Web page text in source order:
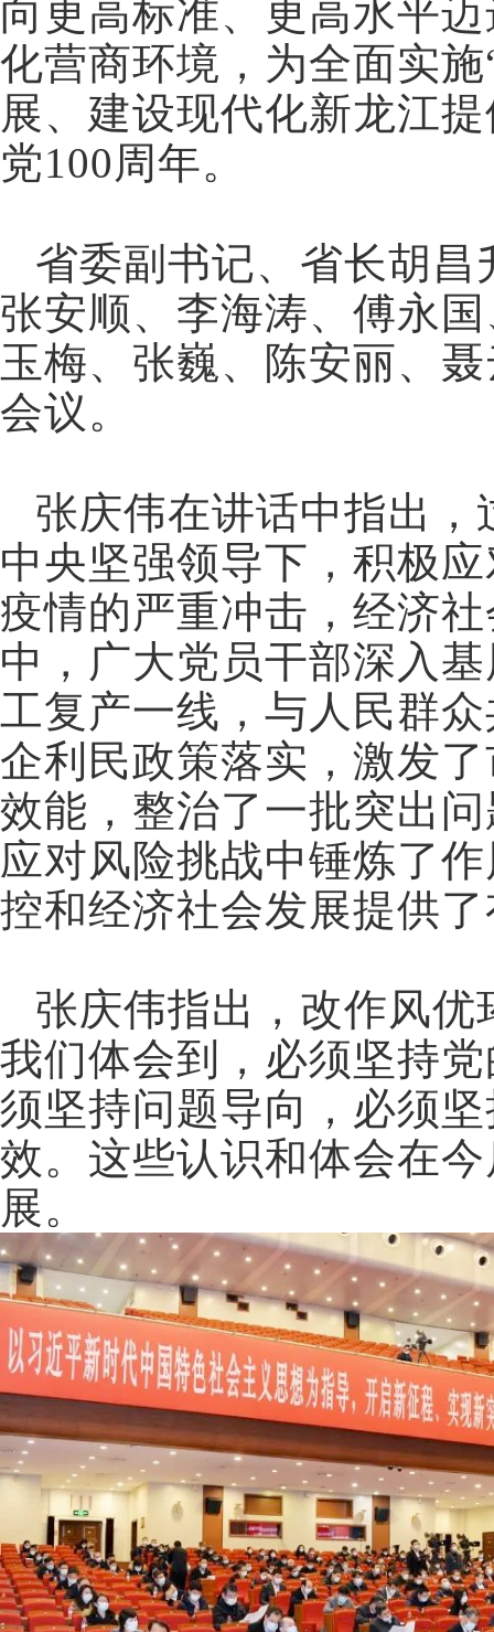
向更高标准、更高水平
化营商环境，为全面实
展、建设现代化新龙江
党100周年。
省委副书记、省长胡
张安顺、李海涛、傅永
玉梅、张巍、陈安丽、
会议。
张庆伟在讲话中指出
中央坚强领导下，积极
疫情的严重冲击，经济
中，广大党员干部深入
工复产一线，与人民群
企利民政策落实，激发
效能，整治了一批突出
应对风险挑战中锤炼了
控和经济社会发展提供
张庆伟指出，改作风
我们体会到，必须坚持
须坚持问题导向，必须
效。这些认识和体会在
展。